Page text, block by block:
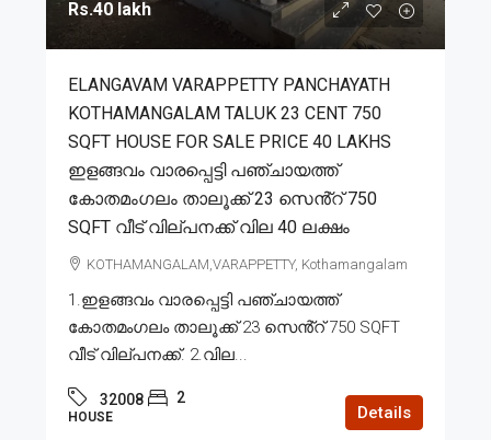
Rs.40 lakh
ELANGAVAM VARAPPETTY PANCHAYATH
KOTHAMANGALAM TALUK 23 CENT 750
SQFT HOUSE FOR SALE PRICE 40 LAKHS
ഇളങ്ങവം വാരപ്പെട്ടി പഞ്ചായത്ത്
കോതമംഗലം താലൂക്ക് 23 സെൻ്റ് 750
SQFT വീട് വില്പനക്ക് വില 40 ലക്ഷം
KOTHAMANGALAM,VARAPPETTY, Kothamangalam
1.ഇളങ്ങവം വാരപ്പെട്ടി പഞ്ചായത്ത്
കോതമംഗലം താലൂക്ക് 23 സെൻ്റ് 750 SQFT
വീട് വില്പനക്ക്. 2.വില...
32008 2
HOUSE Details